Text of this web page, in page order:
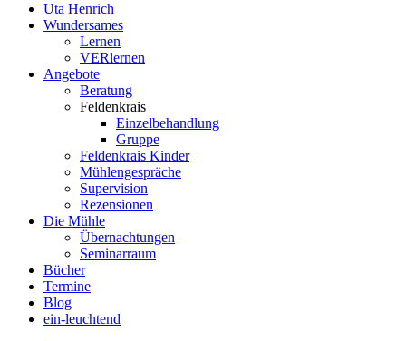
Uta Henrich
Wundersames
Lernen
VERlernen
Angebote
Beratung
Feldenkrais
Einzelbehandlung
Gruppe
Feldenkrais Kinder
Mühlengespräche
Supervision
Rezensionen
Die Mühle
Übernachtungen
Seminarraum
Bücher
Termine
Blog
ein-leuchtend